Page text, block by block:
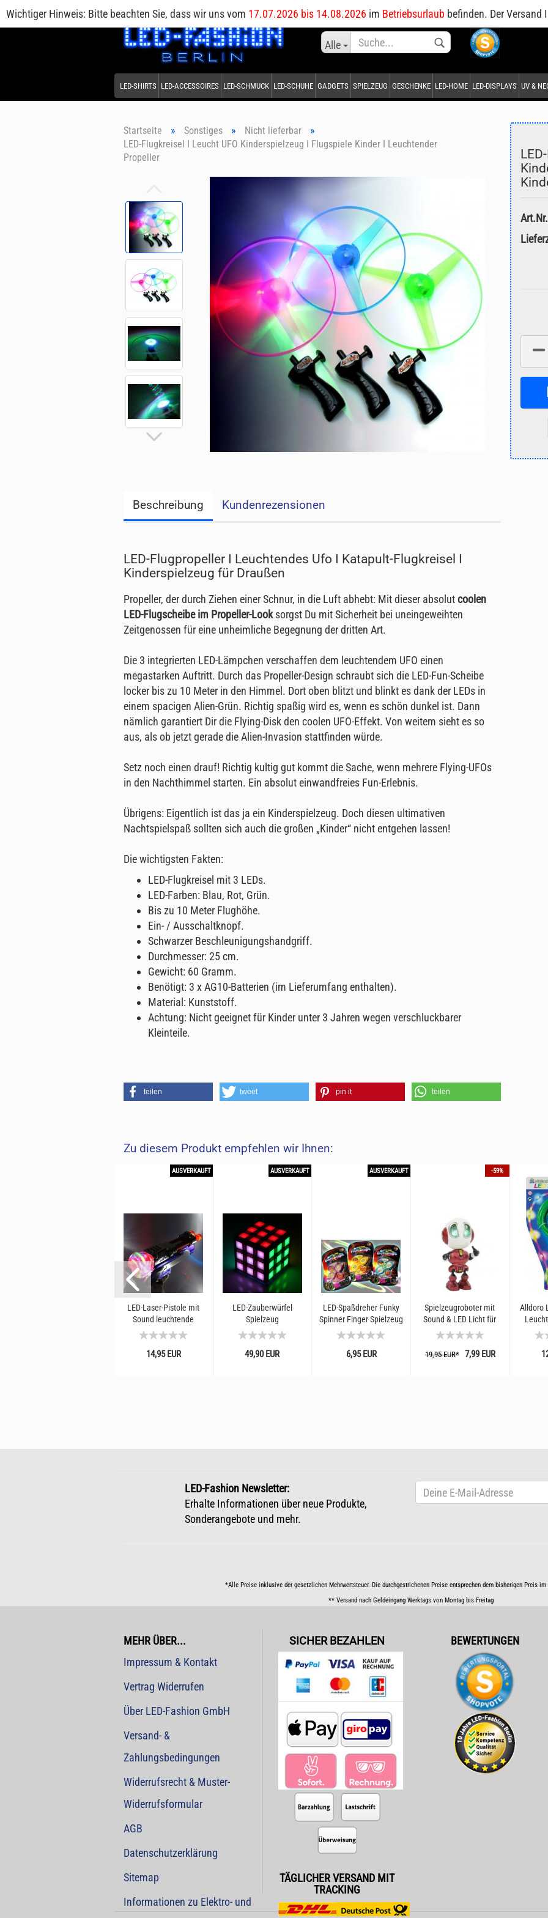
DE
Sprache auswählen
Lieferland
Passwort vergessen?
Alle
Wichtiger Hinweis: Bitte beachten Sie, dass wir uns vom 17.07.2026 bis 14.08.2026 im Betriebsurlaub befinden. Der
LED-SHIRTS LED-ACCESSOIRES LED-SCHMUCK LED-SCHUHE GADGETS SPIELZEUG GESCHENKE LED-HOME LED-DISPLAYS UV &
Startseite » Sonstiges » Nicht lieferbar »
LED-Flugkreisel I Leucht UFO Kinderspielzeug I Flugspiele Kinder I Leuchtender
Propeller
Beschreibung Kundenrezensionen
LED-Flugpropeller I Leuchtendes Ufo I Katapult-Flugkreisel I
Kinderspielzeug für Draußen
Propeller, der durch Ziehen einer Schnur, in die Luft abhebt: Mit dieser absolutcoolen
LED-Flugscheibe im Propeller-Looksorgst Du mit Sicherheit bei uneingeweihten
Zeitgenossen für eine unheimliche Begegnung der dritten Art.
Die 3 integrierten LED-Lämpchen verschaffen dem leuchtendem UFO einen
megastarken Auftritt. Durch das Propeller-Design schraubt sich die LED-Fun-Scheibe
locker bis zu 10 Meter in den Himmel. Dort oben blitzt und blinkt es dank der LEDs in
einem spacigen Alien-Grün. Richtig spaßig wird es, wenn es schön dunkel ist. Dann
nämlich garantiert Dir die Flying-Disk den coolen UFO-Effekt. Von weitem sieht es so
aus, als ob jetzt gerade die Alien-Invasion stattfinden würde.
Setz noch einen drauf! Richtig kultig gut kommt die Sache, wenn mehrere Flying-UFOs
in den Nachthimmel starten. Ein absolut einwandfreies Fun-Erlebnis.
Übrigens: Eigentlich ist das ja ein Kinderspielzeug. Doch diesen ultimativen
Nachtspielspaß sollten sich auch die großen „Kinder“ nicht entgehen lassen!
Die wichtigsten Fakten:
LED-Flugkreisel mit 3 LEDs.
LED-Farben: Blau, Rot, Grün.
Bis zu 10 Meter Flughöhe.
Ein- / Ausschaltknopf.
Schwarzer Beschleunigungshandgriff.
Durchmesser: 25 cm.
Gewicht: 60 Gramm.
Benötigt: 3 x AG10-Batterien (im Lieferumfang enthalten).
Material: Kunststoff.
Achtung: Nicht geeignet für Kinder unter 3 Jahren wegen verschluckbarer
Kleinteile.
teilen tweet pin it teilen
Zu diesem Produkt empfehlen wir Ihnen:
AUSVERKAUFT
LED-Laser-Pistole mit
Sound leuchtende
Spielzeugwaffe Kinder
14,95 EUR
AUSVERKAUFT
LED-Zauberwürfel
Spielzeug
Geschicklichkeits
Spielzeuge Kinder
49,90 EUR
AUSVERKAUFT
LED-Spaßdreher Funky
Spinner Finger Spielzeug
6,95 EUR
-59%
Spielzeugroboter mit
Sound & LED Licht für
Kinder I Laberfunktion
Labertier I Actionfigur...
19,95 EUR*7,99 EUR
Alldoro
LED-Fashion Newsletter:
Erhalte Informationen über neue Produkte,
Sonderangebote und mehr.
*Alle Preise inklusive der gesetzlichen Mehrwertsteuer. Die durchgestrichenen Preise entsprechen dem bisherigen Preis im
** Versand nach Geldeingang Werktags von Montag bis Freitag
MEHR ÜBER...
Impressum & Kontakt
Vertrag Widerrufen
Über LED-Fashion GmbH
Versand- &
Zahlungsbedingungen
Widerrufsrecht & Muster-
Widerrufsformular
AGB
Datenschutzerklärung
Sitemap
Informationen zu Elektro- und
SICHER BEZAHLEN
TÄGLICHER VERSAND MIT
TRACKING
BEWERTUNGEN